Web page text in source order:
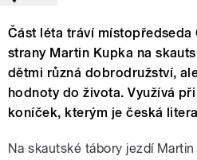
Část léta tráví
strany Martin Kupka na
dětmi různá dobrodružství,
hodnoty do života. Využívá
koníček, kterým je česká
Na skautské tábory jezdí